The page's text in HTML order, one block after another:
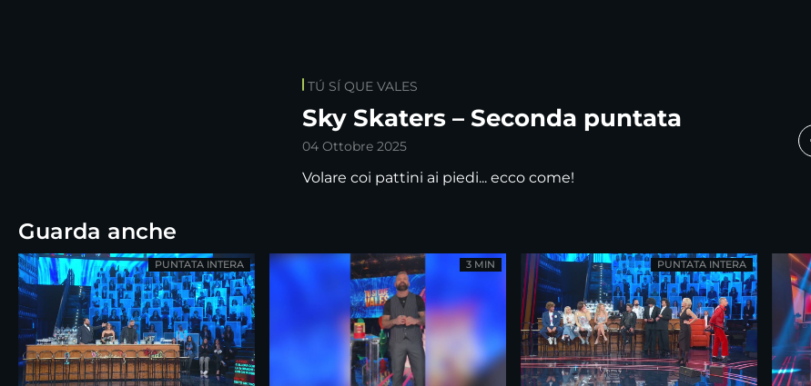
TÚ SÍ QUE VALES
Sky Skaters – Seconda puntata
04 Ottobre 2025
Volare coi pattini ai piedi... ecco come!
Guarda anche
PUNTATA INTERA 3 MIN PUNTATA INTERA